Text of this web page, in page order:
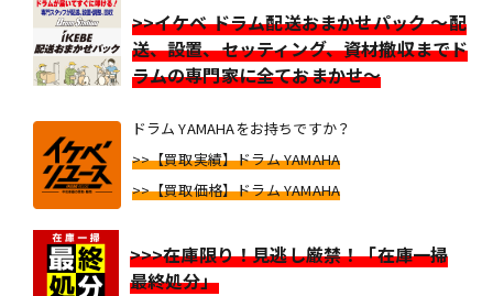
>>イケベ ドラム配送おまかせパック ～配
送、設置、セッティング、資材撤収までド
ラムの専門家に全ておまかせ～
ドラム YAMAHAをお持ちですか？
>>【買取実績】ドラム YAMAHA
>>【買取価格】ドラム YAMAHA
>>>在庫限り！見逃し厳禁！「在庫一掃
最終処分」